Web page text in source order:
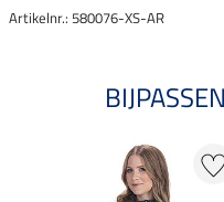
Artikelnr.: 580076-XS-AR